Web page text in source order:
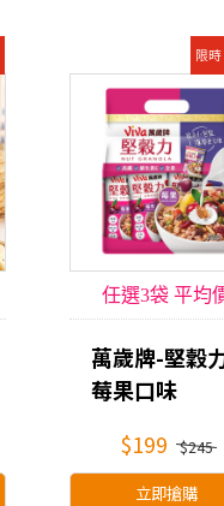
限
任選3袋 平均
$166
萬歲牌-堅穀
莓果口味
$199 $245
立即搶購